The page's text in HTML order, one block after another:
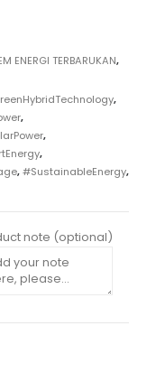
ENERGI TERBARUKAN,
,
,
,
,
,#SustainableEnergy,
note (optional)